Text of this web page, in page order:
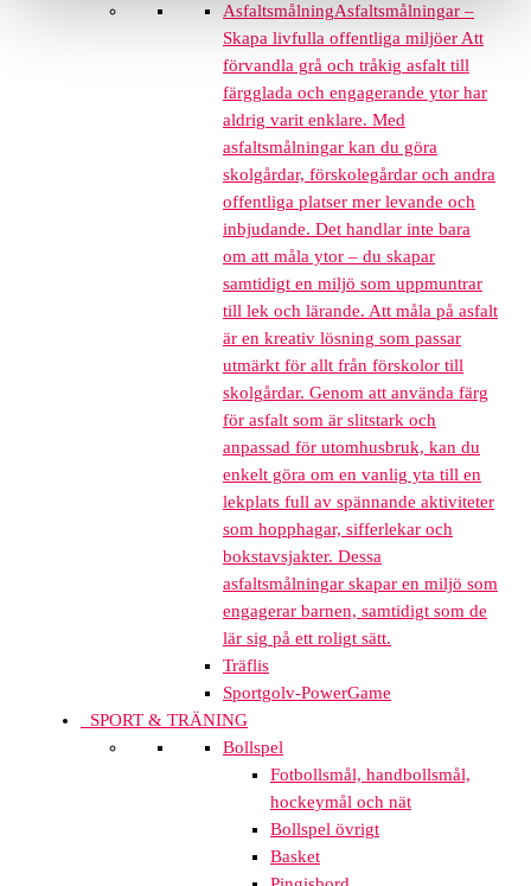
AsfaltsmålningAsfaltsmålningar –
Skapa livfulla offentliga miljöer Att
förvandla grå och tråkig asfalt till
färgglada och engagerande ytor har
aldrig varit enklare. Med
asfaltsmålningar kan du göra
skolgårdar, förskolegårdar och andra
offentliga platser mer levande och
inbjudande. Det handlar inte bara
om att måla ytor – du skapar
samtidigt en miljö som uppmuntrar
till lek och lärande. Att måla på asfalt
är en kreativ lösning som passar
utmärkt för allt från förskolor till
skolgårdar. Genom att använda färg
för asfalt som är slitstark och
anpassad för utomhusbruk, kan du
enkelt göra om en vanlig yta till en
lekplats full av spännande aktiviteter
som hopphagar, sifferlekar och
bokstavsjakter. Dessa
asfaltsmålningar skapar en miljö som
engagerar barnen, samtidigt som de
lär sig på ett roligt sätt.
Träflis
Sportgolv-PowerGame
SPORT & TRÄNING
Bollspel
Fotbollsmål, handbollsmål,
hockeymål och nät
Bollspel övrigt
Basket